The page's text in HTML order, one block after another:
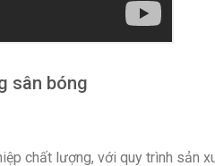
sân bóng
chất lượng, với quy trình sản